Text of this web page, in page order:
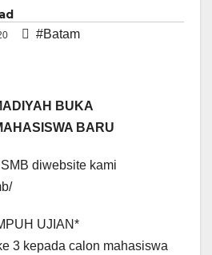
#Batam
BUKA
BARU
diwebsite kami
UJIAN*
3 kepada calon mahasiswa